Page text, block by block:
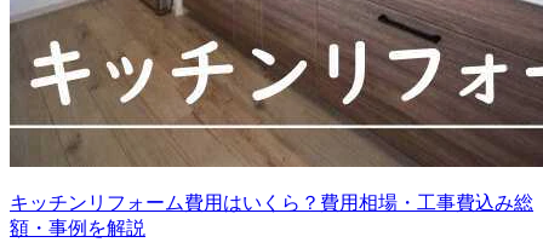
キッチンリフォーム費用はいくら？費用相場・工事費込み総
額・事例を解説